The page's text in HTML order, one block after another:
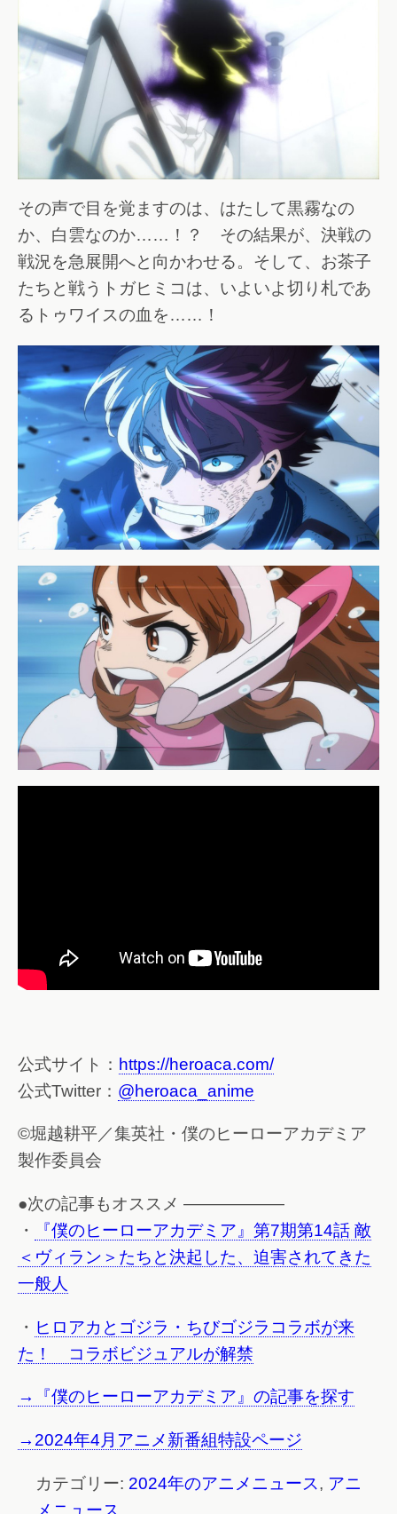
その声で目を覚ますのは、はたして黒霧なの
か、白雲なのか……！？ その結果が、決戦の
戦況を急展開へと向かわせる。そして、お茶子
たちと戦うトガヒミコは、いよいよ切り札であ
るトゥワイスの血を……！
公式サイト： https://heroaca.com/
公式Twitter： @heroaca_anime
©堀越耕平／集英社・僕のヒーローアカデミア
製作委員会
●次の記事もオススメ ——————
・
『僕のヒーローアカデミア』第7期第14話 敵
＜ヴィラン＞たちと決起した、迫害されてきた
一般人
・ ヒロアカとゴジラ・ちびゴジラコラボが来
た！ コラボビジュアルが解禁
→『僕のヒーローアカデミア』の記事を探す
→2024年4月アニメ新番組特設ページ
カテゴリー: 2024年のアニメニュース, アニ
メニュース